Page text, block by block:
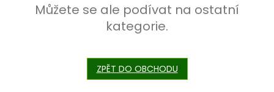
Můžete se ale podívat na ostatní
kategorie.
ZPĚT DO OBCHODU